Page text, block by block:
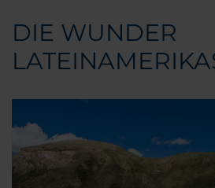
DIE WUNDER